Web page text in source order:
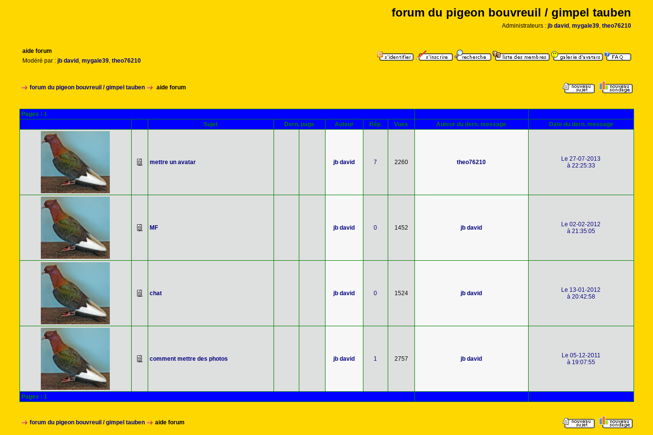
forum du pigeon bouvreuil / gimpel tauben
Administrateurs : jb david , mygale39, theo76210
aide forum
Modéré par : jb david , mygale39, theo76210
forum du pigeon bouvreuil / gimpel tauben aide forum
Pages : 1
Sujet
Dern. page Auteur Rép. Vues Auteur du dern. message Date du dern. message
mettre un avatar jb david 7 2260 theo76210
Le 27-07-2013
à 22:25:33
MF jb david 0 1452 jb david
Le 02-02-2012
à 21:35:05
chat jb david 0 1524 jb david
Le 13-01-2012
à 20:42:58
comment mettre des photos jb david 1 2757 jb david
Le 05-12-2011
à 19:07:55
Pages : 1
forum du pigeon bouvreuil / gimpel tauben aide forum